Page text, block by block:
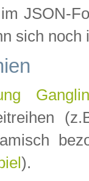
JSON-
sich noch
).